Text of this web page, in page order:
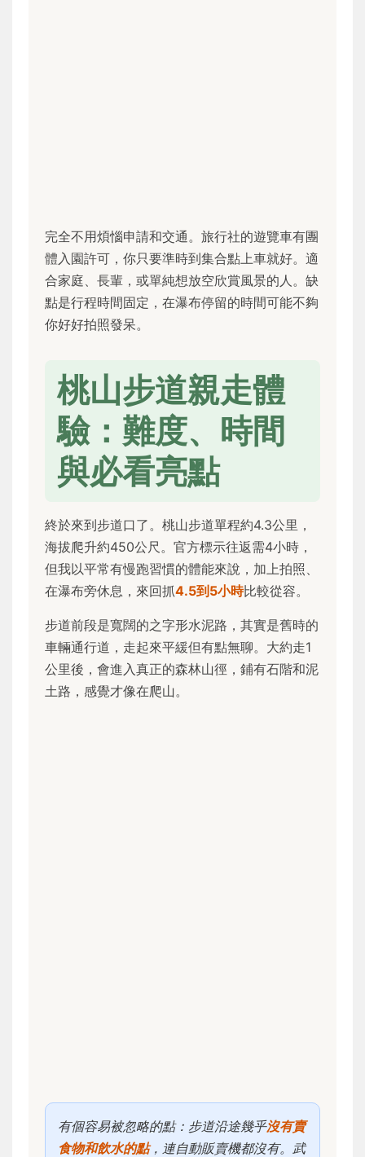
完全不用煩惱申請和交通。旅行社的遊覽車有團
體入園許可，你只要準時到集合點上車就好。適
合家庭、長輩，或單純想放空欣賞風景的人。缺
點是行程時間固定，在瀑布停留的時間可能不夠
你好好拍照發呆。
桃山步道親走體
驗：難度、時間
與必看亮點
終於來到步道口了。桃山步道單程約4.3公里，
海拔爬升約450公尺。官方標示往返需4小時，
但我以平常有慢跑習慣的體能來說，加上拍照、
在瀑布旁休息，來回抓4.5到5小時比較從容。
步道前段是寬闊的之字形水泥路，其實是舊時的
車輛通行道，走起來平緩但有點無聊。大約走1
公里後，會進入真正的森林山徑，鋪有石階和泥
土路，感覺才像在爬山。
有個容易被忽略的點：步道沿途幾乎沒有賣
食物和飲水的點，連自動販賣機都沒有。武